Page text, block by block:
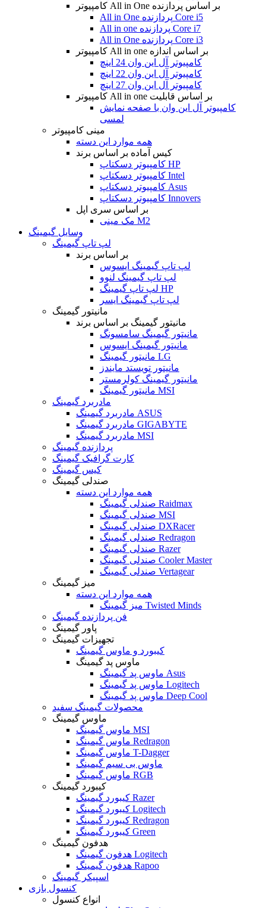
کامپیوتر All in One بر اساس پردازنده
All in One پردازنده Core i5
All in one پردازنده Core i7
All in One پردازنده Core i3
کامپیوتر All in one بر اساس اندازه
کامپیوتر آل این وان 24 اینچ
کامپیوتر آل این وان 22 اینچ
کامپیوتر آل این وان 27 اینچ
کامپیوتر All in one بر اساس قابلیت
کامپیوتر آل این وان با صفحه نمایش
لمسی
مینی کامپیوتر
همه موارد این دسته
کیس آماده بر اساس برند
کامپیوتر دسکتاپ HP
کامپیوتر دسکتاپ Intel
کامپیوتر دسکتاپ Asus
کامپیوتر دسکتاپ Innovers
بر اساس سری اپل
مک مینی M2
وسایل گیمینگ
لپ تاپ گیمینگ
بر اساس برند
لپ تاپ گیمینگ ایسوس
لپ تاپ گیمینگ لنوو
لپ تاپ گیمینگ HP
لپ تاپ گیمینگ ایسر
مانیتور گیمینگ
مانیتور گیمینگ بر اساس برند
مانیتور گیمینگ سامسونگ
مانیتور گیمینگ ایسوس
مانیتور گیمینگ LG
مانیتور تویستد مایندز
مانیتور گیمینگ کولرمستر
مانیتور گیمینگ MSI
مادربرد گیمینگ
مادربرد گیمینگ ASUS
مادربرد گیمینگ GIGABYTE
مادربرد گیمینگ MSI
پردازنده گیمینگ
کارت گرافیک گیمینگ
کیس گیمینگ
صندلی گیمینگ
همه موارد این دسته
صندلی گیمینگ Raidmax
صندلی گیمینگ MSI
صندلی گیمینگ DXRacer
صندلی گیمینگ Redragon
صندلی گیمینگ Razer
صندلی گیمینگ Cooler Master
صندلی گیمینگ Vertagear
میز گیمینگ
همه موارد این دسته
میز گیمینگ Twisted Minds
فن پردازنده گیمینگ
پاور گیمینگ
تجهیزات گیمینگ
کیبورد و ماوس گیمینگ
ماوس پد گیمینگ
ماوس پد گیمینگ Asus
ماوس پد گیمینگ Logitech
ماوس پد گیمینگ Deep Cool
محصولات گیمینگ سفید
ماوس گیمینگ
ماوس گیمینگ MSI
ماوس گیمینگ Redragon
ماوس گیمینگ T-Dagger
ماوس بی سیم گیمینگ
ماوس گیمینگ RGB
کیبورد گیمینگ
کیبورد گیمینگ Razer
کیبورد گیمینگ Logitech
کیبورد گیمینگ Redragon
کیبورد گیمینگ Green
هدفون گیمینگ
هدفون گیمینگ Logitech
هدفون گیمینگ Rapoo
اسپیکر گیمینگ
کنسول بازی
انواع کنسول